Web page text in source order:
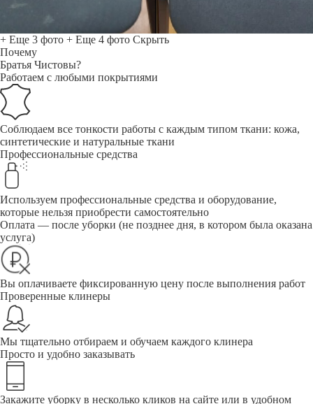
+ Еще 3 фото + Еще 4 фото Скрыть
Почему
Братья Чистовы?
Работаем с любыми покрытиями
Соблюдаем все тонкости работы с каждым типом ткани: кожа,
синтетические и натуральные ткани
Профессиональные средства
Используем профессиональные средства и оборудование,
которые нельзя приобрести самостоятельно
Оплата — после уборки (не позднее дня, в котором была оказана
услуга)
Вы оплачиваете фиксированную цену после выполнения работ
Проверенные клинеры
Мы тщательно отбираем и обучаем каждого клинера
Просто и удобно заказывать
Закажите уборку в несколько кликов на сайте или в удобном